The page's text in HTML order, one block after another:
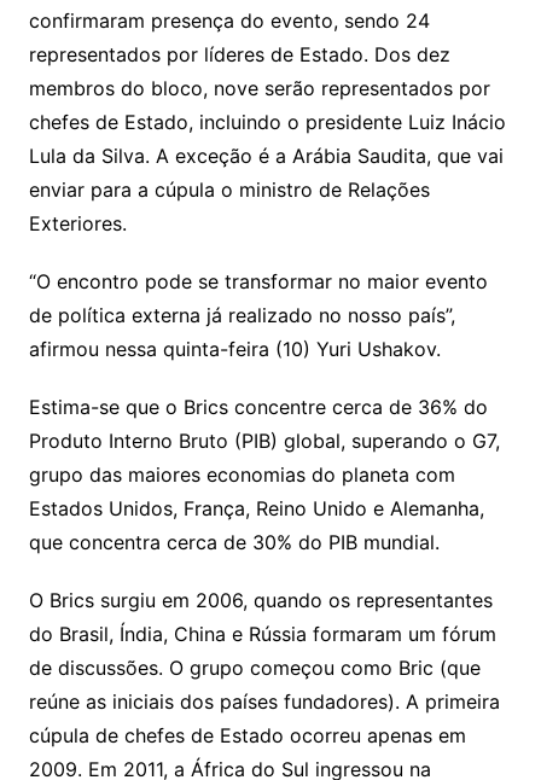
confirmaram presença do evento, sendo 24
representados por líderes de Estado. Dos dez
membros do bloco, nove serão representados por
chefes de Estado, incluindo o presidente Luiz Inácio
Lula da Silva. A exceção é a Arábia Saudita, que vai
enviar para a cúpula o ministro de Relações
Exteriores.
“O encontro pode se transformar no maior evento
de política externa já realizado no nosso país”,
afirmou nessa quinta-feira (10) Yuri Ushakov.
Estima-se que o Brics concentre cerca de 36% do
Produto Interno Bruto (PIB) global, superando o G7,
grupo das maiores economias do planeta com
Estados Unidos, França, Reino Unido e Alemanha,
que concentra cerca de 30% do PIB mundial.
O Brics surgiu em 2006, quando os representantes
do Brasil, Índia, China e Rússia formaram um fórum
de discussões. O grupo começou como Bric (que
reúne as iniciais dos países fundadores). A primeira
cúpula de chefes de Estado ocorreu apenas em
2009. Em 2011, a África do Sul ingressou na